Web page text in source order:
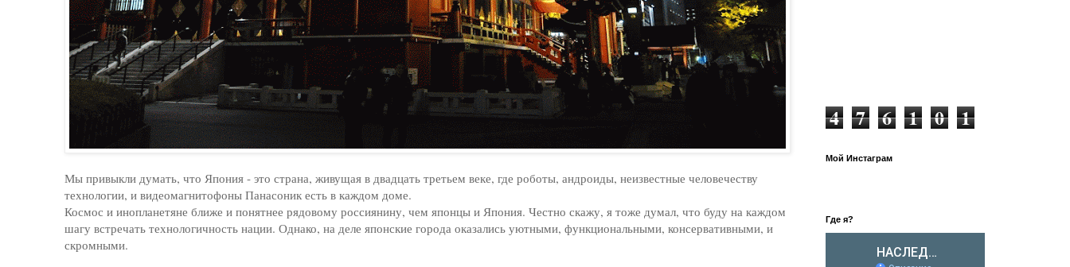
Мы привыкли думать, что Япония - это страна, живущая в двадцать третьем веке, где роботы, андроиды, неизвестные человечеству
технологии, и видеомагнитофоны Панасоник есть в каждом доме.
Космос и инопланетяне ближе и понятнее рядовому россиянину, чем японцы и Япония. Честно скажу, я тоже думал, что буду на каждом
шагу встречать технологичность нации. Однако, на деле японские города оказались уютными, функциональными, консервативными, и
скромными.
4 7 6 1 0 1
Мой Инстаграм
Где я?